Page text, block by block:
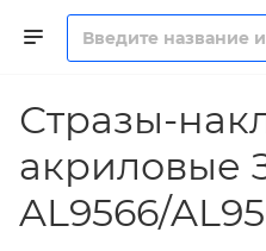
Стразы-
акриловые
AL9566/